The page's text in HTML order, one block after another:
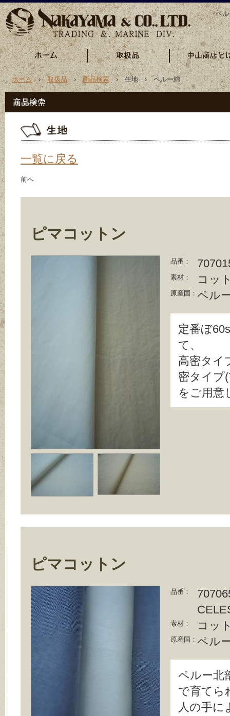
ペ
ホーム›取扱品›商品検索› 生地 › ペルー綿
一覧に戻る
前へ
ピマコットン
品番：
素材： コッ
原産国： ペル
定番ぼ
高密タイ
密タイプ
をご用意
ピマコットン
品番：
素材： コッ
原産国： ペル
ペルー北
で育てら
人の手に